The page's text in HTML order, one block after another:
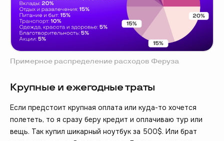
Примерное распределение расходов Феруза
Крупные и ежегодные траты
Если предстоит крупная оплата или куда-то хочется
полететь, то я сразу беру кредит и оплачиваю тур или
вещь. Так купил шикарный ноутбук за 500$. Или брат